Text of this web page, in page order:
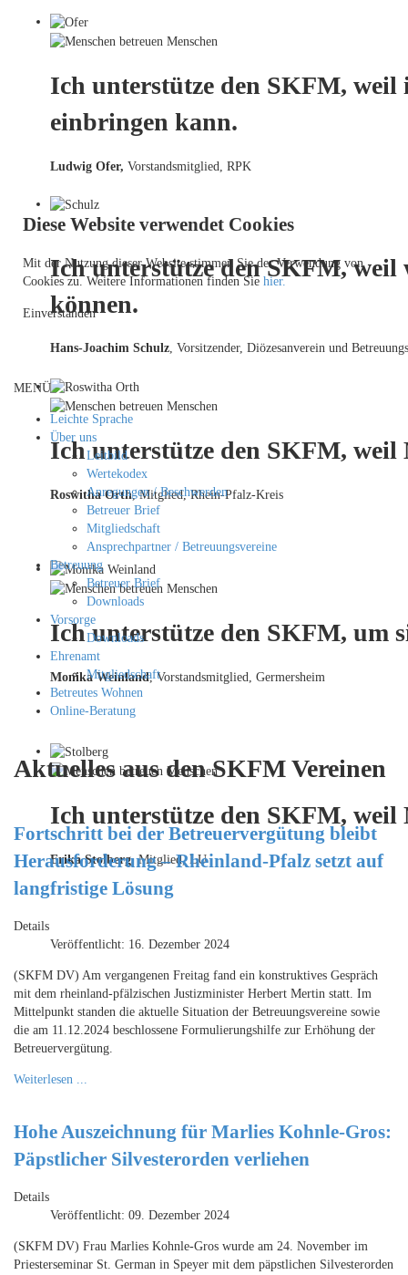
Ich unterstütze den SKFM,
einbringen kann.
Ludwig Ofer, Vorstandsmitglied, RPK
Ich unterstütze den SKFM, weil
können.
Hans-Joachim Schulz, Vorsitzender, Diözesanverein und
Ich unterstütze den SKFM, weil
Roswitha Orth, Mitglied, Rhein-Pfalz-Kreis
Ich unterstütze den SKFM, um
Monika Weinland, Vorstandsmitglied, Germersheim
Ich unterstütze den SKFM,
Erika Stolberg,Mitglied, LU
Diese Website verwendet Cookies
Mit der Nutzung dieser Website stimmen Sie der Verwendung von
Cookies zu. Weitere Informationen finden Sie hier.
Einverstanden
MENÜ
Leichte Sprache
Über uns
Leitbild
Wertekodex
Anregungen / Beschwerden
Betreuer Brief
Mitgliedschaft
Ansprechpartner / Betreuungsvereine
Betreuung
Betreuer Brief
Downloads
Vorsorge
Downloads
Ehrenamt
Mitgliedschaft
Betreutes Wohnen
Online-Beratung
Aktuelles aus den SKFM Vereinen
Fortschritt bei der Betreuervergütung bleibt
Herausforderung – Rheinland-Pfalz setzt auf
langfristige Lösung
Details
Veröffentlicht: 16. Dezember 2024
(SKFM DV) Am vergangenen Freitag fand ein konstruktives Gespräch
mit dem rheinland-pfälzischen Justizminister Herbert Mertin statt. Im
Mittelpunkt standen die aktuelle Situation der Betreuungsvereine sowie
die am 11.12.2024 beschlossene Formulierungshilfe zur Erhöhung der
Betreuervergütung.
Weiterlesen ...
Hohe Auszeichnung für Marlies Kohnle-Gros:
Päpstlicher Silvesterorden verliehen
Details
Veröffentlicht: 09. Dezember 2024
(SKFM DV) Frau Marlies Kohnle-Gros wurde am 24. November im
Priesterseminar St. German in Speyer mit dem päpstlichen Silvesterorden